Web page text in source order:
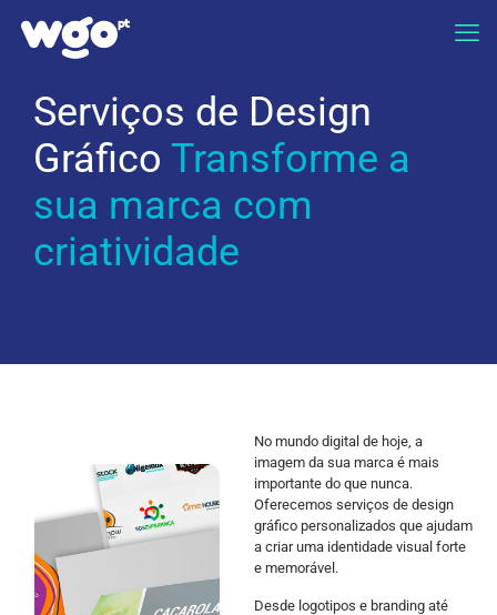
Serviços de Design
Gráfico Transforme a
sua marca com
criatividade
No mundo digital de hoje, a
imagem da sua marca é mais
importante do que nunca.
Oferecemos serviços de design
gráfico personalizados que ajudam
a criar uma identidade visual forte
e memorável.
Desde logotipos e branding até